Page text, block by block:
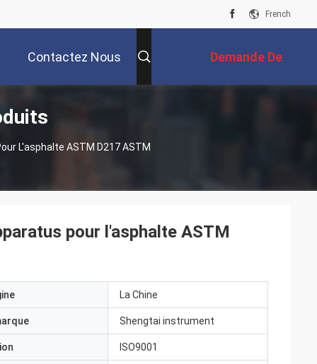
French
Contactez Nous Demande De
Soumission
L'asphalte ASTM D217 ASTM
pour l'asphalte ASTM
La Chine
Shengtai instrument
ISO9001